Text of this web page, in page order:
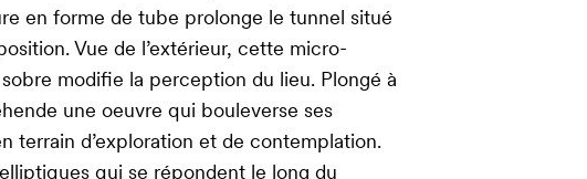
en forme de tube prolonge le tunnel situé
Vue de l’extérieur, cette micro-
modifie la perception du lieu. Plongé à
une oeuvre qui bouleverse ses
terrain d’exploration et de contemplation.
qui se répondent le long du